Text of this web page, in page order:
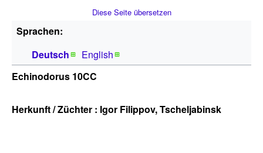
Diese Seite übersetzen
Sprachen:
Deutsch
English
Echinodorus 10CC
Herkunft / Züchter : Igor Filippov, Tscheljabinsk